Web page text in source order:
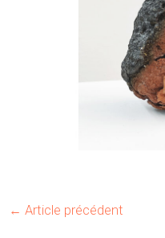
← Article précédent